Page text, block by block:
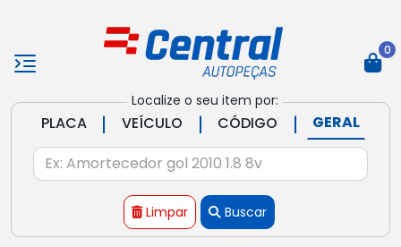
Localize o seu item por:
PLACA | VEÍCULO | CÓDIGO | GERAL
Limpar Buscar
0